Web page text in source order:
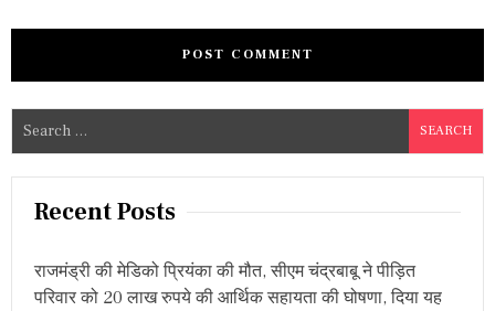
a
Recent Posts
राजमंड्री की मेडिको प्रियंका की मौत, सीएम चंद्रबाबू ने पीड़ित
परिवार को 20 लाख रुपये की आर्थिक सहायता की घोषणा, दिया यह